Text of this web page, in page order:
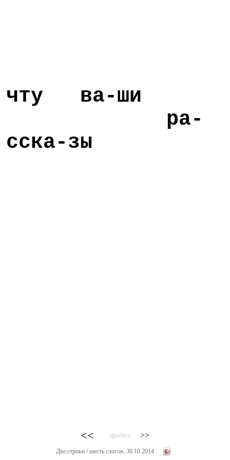
чту ва-ши
ра-
сска-зы
<< пробел >>
Две строки / шесть слогов, 30.10.2014